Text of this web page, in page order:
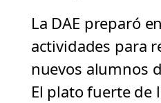
La DAE preparó
actividades para
nuevos alumnos
El plato fuerte de